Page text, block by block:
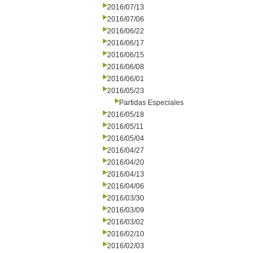
2016/07/13
2016/07/06
2016/06/22
2016/06/17
2016/06/15
2016/06/08
2016/06/01
2016/05/23
Partidas Especiales
2016/05/18
2016/05/11
2016/05/04
2016/04/27
2016/04/20
2016/04/13
2016/04/06
2016/03/30
2016/03/09
2016/03/02
2016/02/10
2016/02/03